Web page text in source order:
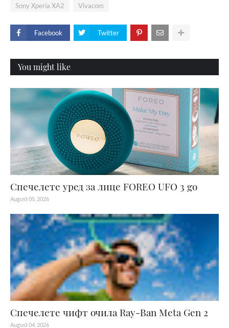
Sony Xperia XA2 Vivacom
Facebook Twitter
You might like
Спечелете уред за лице FOREO UFO 3 go
August 05, 2026
Спечелете чифт очила Ray-Ban Meta Gen 2
August 04, 2026